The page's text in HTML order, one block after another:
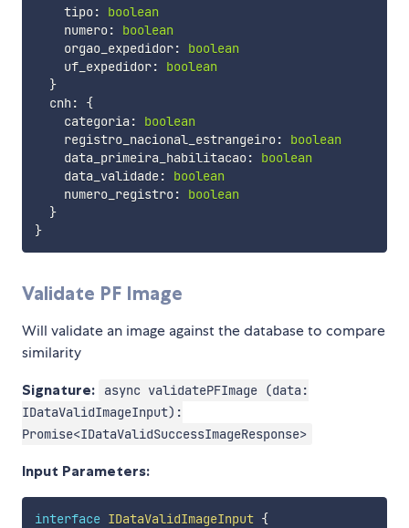
    tipo
:
boolean
    numero
:
boolean
    orgao_expedidor
:
boolean
    uf_expedidor
:
boolean
}
  cnh
:
{
    categoria
:
boolean
    registro_nacional_estrangeiro
:
boolean
    data_primeira_habilitacao
:
boolean
    data_validade
:
boolean
    numero_registro
:
boolean
}
}
Validate PF Image
Will validate an image against the database to compare
similarity
Signature:
async validatePFImage (data:
IDataValidImageInput):
Promise<IDataValidSuccessImageResponse>
Input Parameters:
interface IDataValidImageInput {